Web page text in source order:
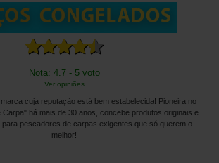
Nota: 4.7 - 5 voto
Ver opiniões
cuja reputação está bem estabelecida! Pioneira no
há mais de 30 anos, concebe produtos originais e
para pescadores de carpas exigentes que só querem o
melhor!